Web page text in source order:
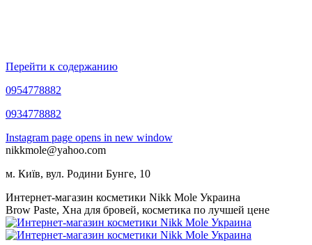
Перейти к содержанию
0954778882
0934778882
Instagram page opens in new window
nikkmole@yahoo.com
м. Київ, вул. Родини Бунге, 10
Интернет-магазин косметики Nikk Mole Украина
Brow Paste, Хна для бровей, косметика по лучшей цене